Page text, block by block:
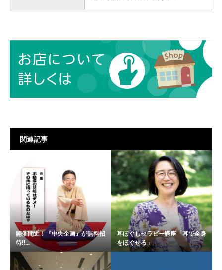
関連記事
開催間近！『中央企画』が無料招
待‼︎...
耳ほぐしセラピー講座「耳で全身
をほぐせる」